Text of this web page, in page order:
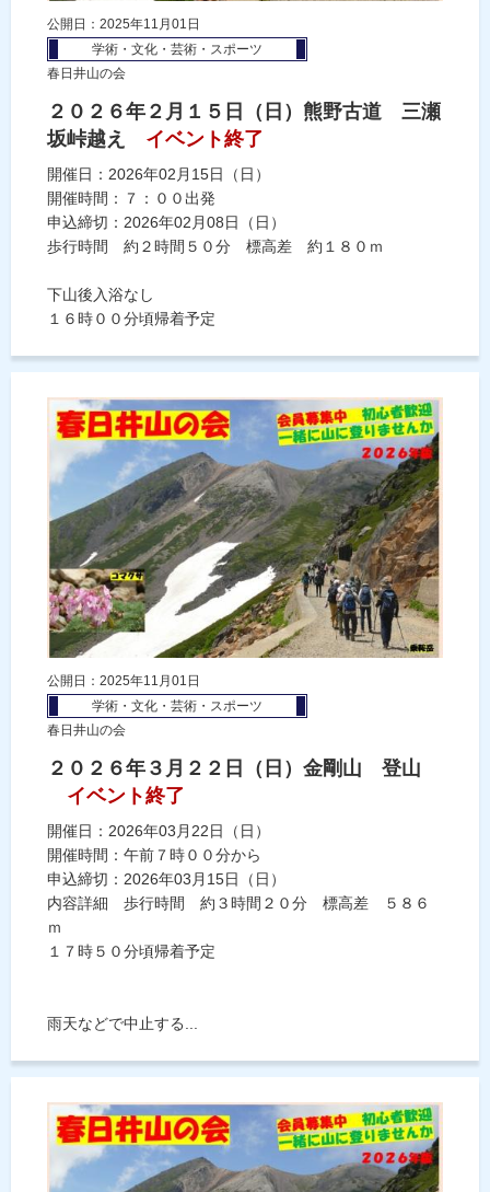
公開日：2025年11月01日
学術・文化・芸術・スポーツ
春日井山の会
２０２６年２月１５日（日）熊野古道 三瀬
坂峠越え
イベント終了
開催日：2026年02月15日（日）
開催時間：７：００出発
申込締切：2026年02月08日（日）
歩行時間 約２時間５０分 標高差 約１８０ｍ
下山後入浴なし
１６時００分頃帰着予定
公開日：2025年11月01日
学術・文化・芸術・スポーツ
春日井山の会
２０２６年３月２２日（日）金剛山 登山
イベント終了
開催日：2026年03月22日（日）
開催時間：午前７時００分から
申込締切：2026年03月15日（日）
内容詳細 歩行時間 約３時間２０分 標高差 ５８６
ｍ
１７時５０分頃帰着予定
雨天などで中止する...